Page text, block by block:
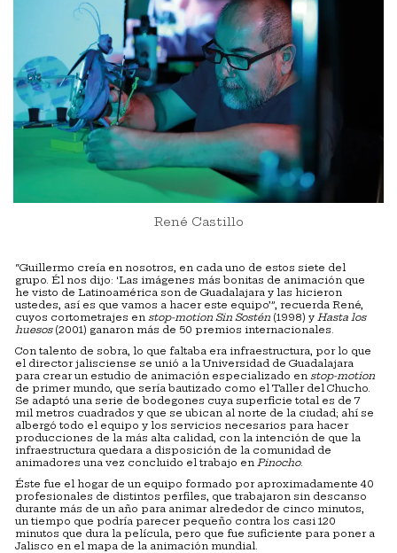
René Castillo
“Guillermo creía en nosotros, en cada uno de estos siete del
grupo. Él nos dijo: ‘Las imágenes más bonitas de animación que
he visto de Latinoamérica son de Guadalajara y las hicieron
ustedes, así es que vamos a hacer este equipo’”, recuerda René,
cuyos cortometrajes en stop-motion Sin Sostén (1998) y Hasta los
huesos (2001) ganaron más de 50 premios internacionales.
Con talento de sobra, lo que faltaba era infraestructura, por lo que
el director jalisciense se unió a la Universidad de Guadalajara
para crear un estudio de animación especializado en stop-motion
de primer mundo, que sería bautizado como el Taller del Chucho.
Se adaptó una serie de bodegones cuya superficie total es de 7
mil metros cuadrados y que se ubican al norte de la ciudad; ahí se
albergó todo el equipo y los servicios necesarios para hacer
producciones de la más alta calidad, con la intención de que la
infraestructura quedara a disposición de la comunidad de
animadores una vez concluido el trabajo en Pinocho.
Éste fue el hogar de un equipo formado por aproximadamente 40
profesionales de distintos perfiles, que trabajaron sin descanso
durante más de un año para animar alrededor de cinco minutos,
un tiempo que podría parecer pequeño contra los casi 120
minutos que dura la película, pero que fue suficiente para poner a
Jalisco en el mapa de la animación mundial.